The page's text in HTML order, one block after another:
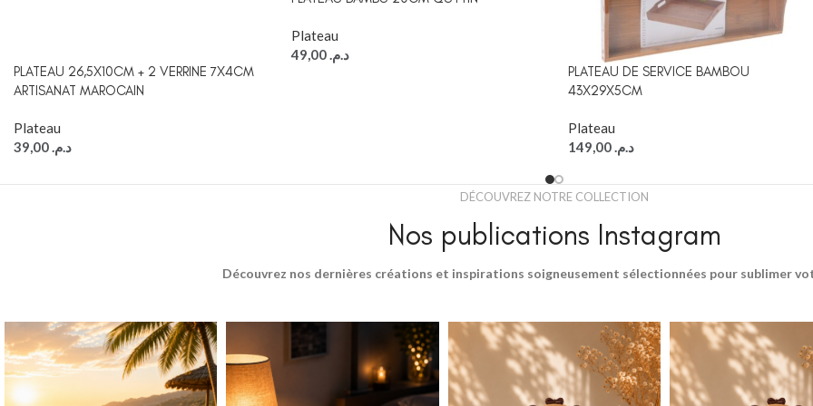
PLATEAU 26,5X10CM + 2 VERRINE 7X4CM
ARTISANAT MAROCAIN
Plateau
د.م.
Plateau
د.م.49,00
PLATEAU DE SERVICE BAMBOU
43X29X5CM
Plateau
د.م.
DÉCOUVREZ NOTRE COLLECTION
Nos publications Instagram
Découvrez nos dernières créations et inspirations soigneusement sélectionnées pour sublimer